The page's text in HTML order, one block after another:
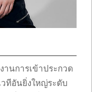
านการเข้าประกวด
ทีอันยิ่งใหญ่ระดับ